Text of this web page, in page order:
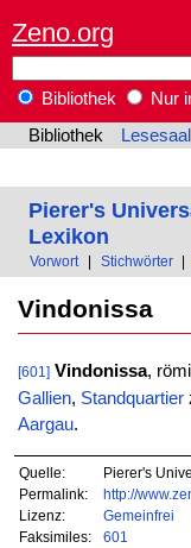
Zeno.org
Bibliothek
Nur
Bibliothek
Lesesaal
Pierer's
Lexikon
Vorwort Stichwörter
Vindonissa
[601] Vindonissa,
Gallien, Standquartier
Aargau.
Quelle:
Pierer's
Permalink:
http://
Lizenz:
Gemeinfrei
Faksimiles:
601